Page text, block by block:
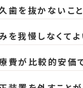
歯を抜かないこと
を我慢しなくてよ
費が比較的安価